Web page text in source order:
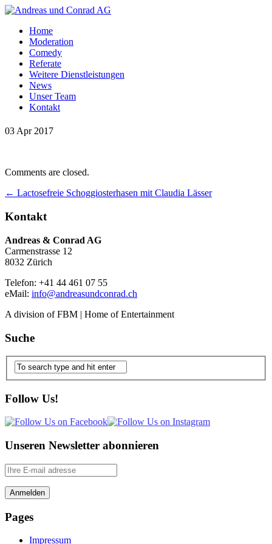
Home
Moderation
Comedy
Referate
Weitere Dienstleistungen
News
Unser Team
Kontakt
03 Apr 2017
Comments are closed.
← Lactosefreie Schoggiosterhasen mit Claudia Lässer
Kontakt
Andreas & Conrad AG
Carmenstrasse 12
8032 Zürich
Telefon: +41 44 461 07 55
eMail: info@andreasundconrad.ch
A division of FBM | Home of Entertainment
Suche
Follow Us!
Unseren Newsletter abonnieren
Pages
Impressum